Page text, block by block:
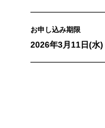
お申し込み期限
2026年3月11日(水